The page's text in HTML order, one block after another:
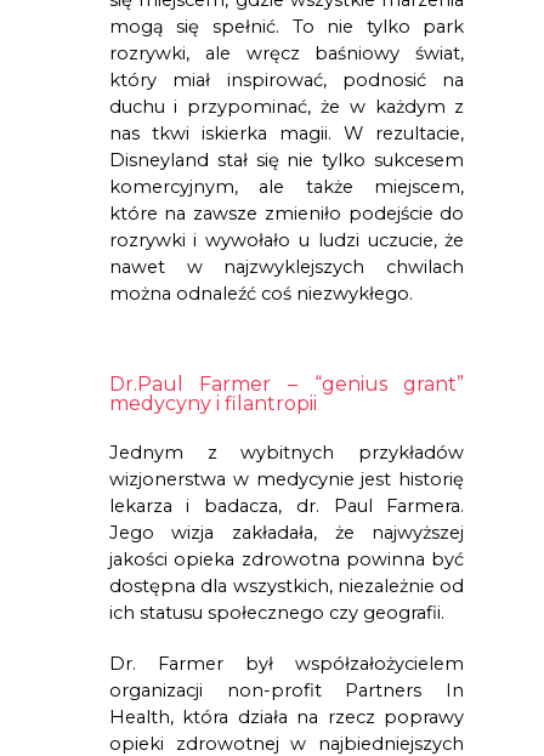
mogą się spełnić. To nie tylko park
rozrywki, ale wręcz baśniowy świat,
który miał inspirować, podnosić na
duchu i przypominać, że w każdym z
nas tkwi iskierka magii. W rezultacie,
Disneyland stał się nie tylko sukcesem
komercyjnym, ale także miejscem,
które na zawsze zmieniło podejście do
rozrywki i wywołało u ludzi uczucie, że
nawet w najzwyklejszych chwilach
można odnaleźć coś niezwykłego.
Dr.Paul Farmer – “genius grant”
medycyny i filantropii
Jednym z wybitnych przykładów
wizjonerstwa w medycynie jest historię
lekarza i badacza, dr. Paul Farmera.
Jego wizja zakładała, że najwyższej
jakości opieka zdrowotna powinna być
dostępna dla wszystkich, niezależnie od
ich statusu społecznego czy geografii.
Dr. Farmer był współzałożycielem
organizacji non-profit Partners In
Health, która działa na rzecz poprawy
opieki zdrowotnej w najbiedniejszych